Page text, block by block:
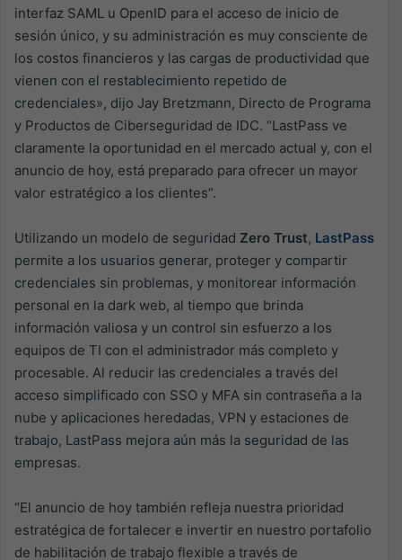
interfaz SAML u OpenID para el acceso de inicio de
sesión único, y su administración es muy consciente de
los costos financieros y las cargas de productividad que
vienen con el restablecimiento repetido de
credenciales», dijo Jay Bretzmann, Directo de Programa
y Productos de Ciberseguridad de IDC. “LastPass ve
claramente la oportunidad en el mercado actual y, con el
anuncio de hoy, está preparado para ofrecer un mayor
valor estratégico a los clientes”.
Utilizando un modelo de seguridad Zero Trust, LastPass
permite a los usuarios generar, proteger y compartir
credenciales sin problemas, y monitorear información
personal en la dark web, al tiempo que brinda
información valiosa y un control sin esfuerzo a los
equipos de TI con el administrador más completo y
procesable. Al reducir las credenciales a través del
acceso simplificado con SSO y MFA sin contraseña a la
nube y aplicaciones heredadas, VPN y estaciones de
trabajo, LastPass mejora aún más la seguridad de las
empresas.
“El anuncio de hoy también refleja nuestra prioridad
estratégica de fortalecer e invertir en nuestro portafolio
de habilitación de trabajo flexible a través de